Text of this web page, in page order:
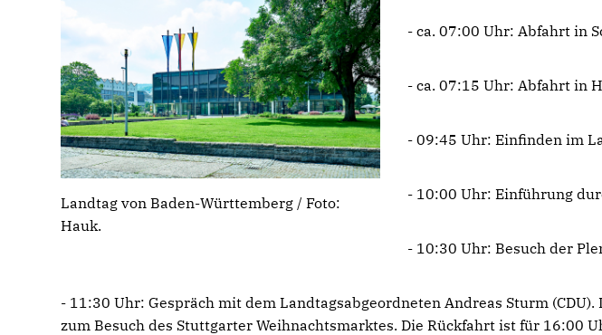
Landtag von Baden-Württemberg / Foto:
Hauk.
- ca. 07:00 Uhr: Abfahrt in
- ca. 07:15 Uhr: Abfahrt in
- 09:45 Uhr: Einfinden im
- 10:00 Uhr: Einführung
- 10:30 Uhr: Besuch der
- 11:30 Uhr: Gespräch mit dem Landtagsabgeordneten Andreas Sturm
zum Besuch des Stuttgarter Weihnachtsmarktes. Die Rückfahrt ist für 16:00